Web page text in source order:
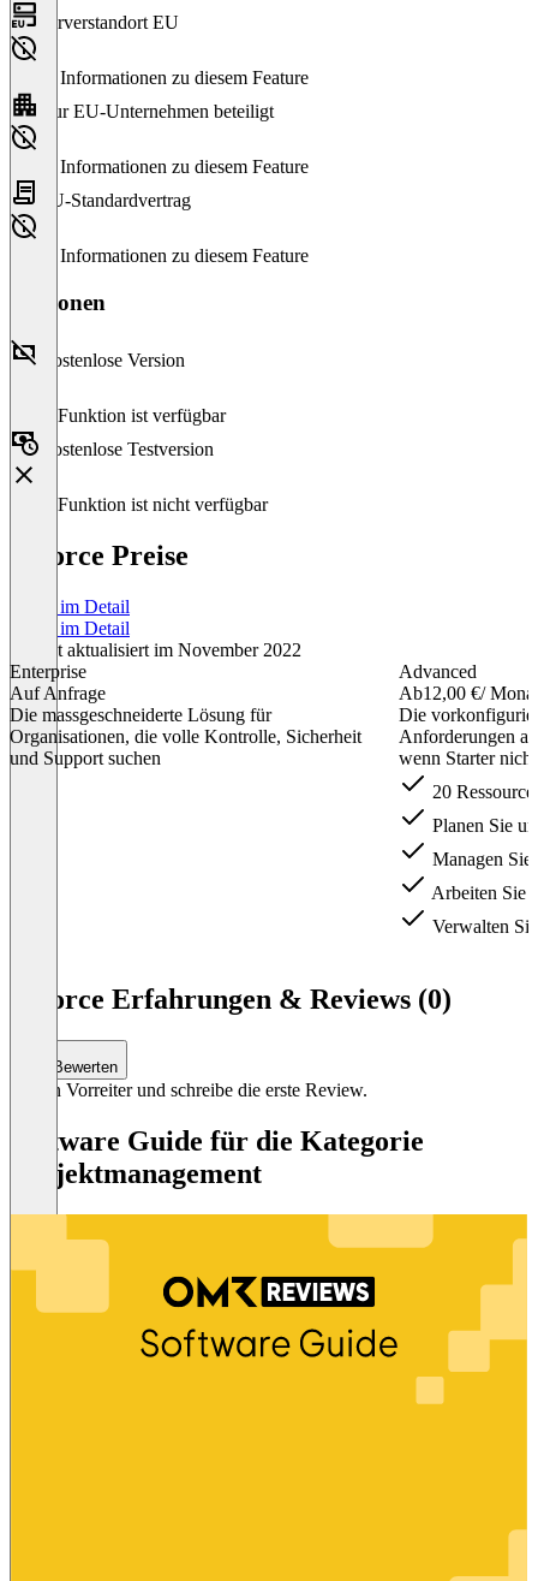
Serverstandort EU
Keine Informationen zu diesem Feature
Nur EU-Unternehmen beteiligt
Keine Informationen zu diesem Feature
EU-Standardvertrag
Keine Informationen zu diesem Feature
Versionen
Kostenlose Version
Diese Funktion ist verfügbar
Kostenlose Testversion
Diese Funktion ist nicht verfügbar
pqforce Preise
Preise im Detail
Preise im Detail
Zuletzt aktualisiert im November 2022
Enterprise
Auf Anfrage
Die massgeschneiderte Lösung für
Organisationen, die volle Kontrolle, Sicherheit
und Support suchen
Advanced
Ab12,00 €/ Monat
Die
Anforderungen
wenn Starter
20
Planen Sie
Managen
Arbeiten Sie
Verwalten
pqforce Erfahrungen & Reviews (0)
Bewerten
Sei ein Vorreiter und schreibe die erste Review.
Software Guide für die Kategorie
Projektmanagement